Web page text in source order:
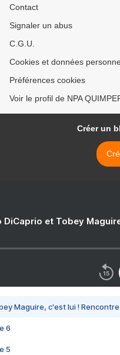
Contact
Signaler un abus
C.G.U.
Cookies et données
Préférences cookies
Voir le profil de NPA
Créer un
DiCaprio et Tobey
Maguire, c'est lui !
6
5